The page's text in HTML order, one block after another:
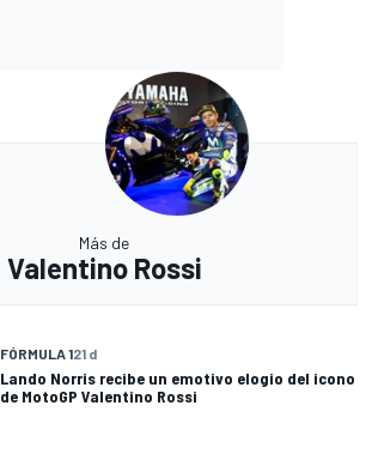
Más de
Valentino Rossi
FÓRMULA 121 d
Lando Norris recibe un emotivo elogio del icono
de MotoGP Valentino Rossi